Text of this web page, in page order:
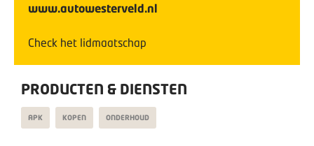
www.autowesterveld.nl
Check het lidmaatschap
PRODUCTEN & DIENSTEN
APK KOPEN ONDERHOUD